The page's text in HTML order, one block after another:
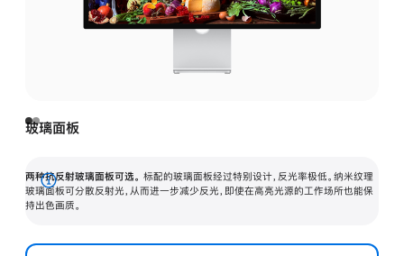
玻璃面板
两种抗反射玻璃面板可选。 标配的玻璃面板经过特别设计，反光率极低。纳米纹理
玻璃面板可分散反射光，从而进一步减少反光，即使在高亮光源的工作场所也能保
持出色画质。
展
开